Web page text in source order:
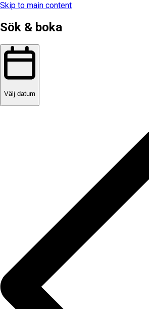
Skip to main content
Sök & boka
Välj datum